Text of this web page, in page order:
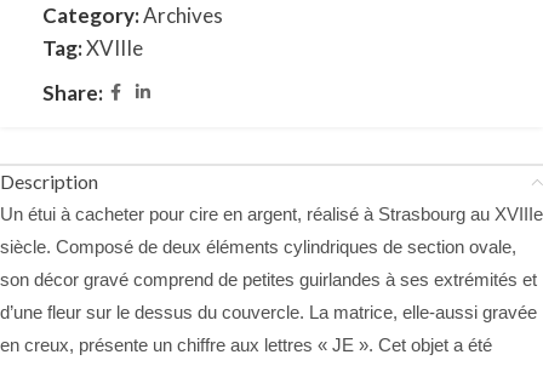
Category:Archives
Tag:XVIIIe
Share:
Description
Un étui à cacheter pour cire en argent, réalisé à Strasbourg au XVIIIe
siècle. Composé de deux éléments cylindriques de section ovale,
son décor gravé comprend de petites guirlandes à ses extrémités et
d’une fleur sur le dessus du couvercle. La matrice, elle-aussi gravée
en creux, présente un chiffre aux lettres « JE ». Cet objet a été